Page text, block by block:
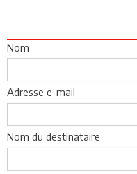
Nom
Adresse e-mail
Nom du destinataire